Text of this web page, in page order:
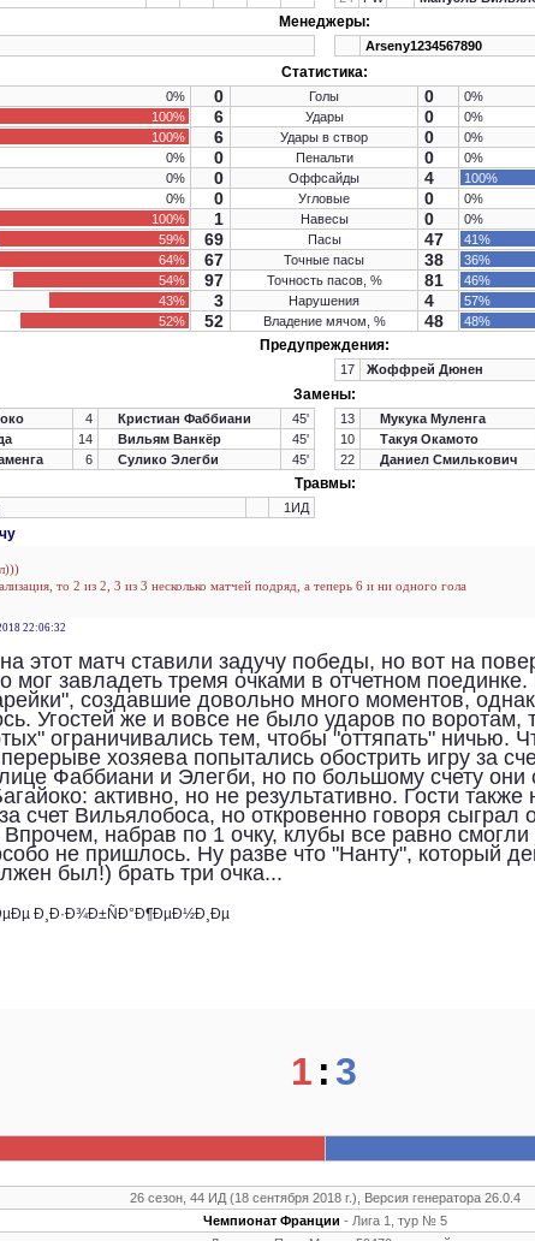
Менеджеры:
Arseny1234567890
Статистика:
0% 0 Голы 0
0%
100%
6 Удары 0
0%
100%
6 Удары в створ 0
0%
0%
0 Пенальти 0
0%
0%
0 Оффсайды 4
100%
0%
0 Угловые 0
0%
100%
1 Навесы 0
0%
59%
69 Пасы 47
41%
64%
67 Точные пасы 38
36%
54%
97 Точность пасов, % 81
46%
43%
3 Нарушения 4
57%
52%
52 Владение мячом, % 48 48%
Предупреждения:
17 Жоффрей Дюнен
Замены:
4 Кристиан Фаббиани
45'
14 Вильям Ванкёр
45'
6 Сулико Элегби 45'
13 Мукука Муленга
10
Такуя Окамото
22
Даниел Смилькович
Травмы:
1ИД
то 2 из 2, 3 из 3 несколько матчей подряд, а теперь 6 и ни одного гола
22:06:32
этот матч ставили задучу победы, но вот на
мог завладеть тремя очками в отчетном
создавшие довольно много моментов,
Угостей же и вовсе не было ударов по воротам,
ограничивались тем, чтобы "оттяпать" ничью.
хозяева попытались обострить игру за
Фаббиани и Элегби, но по большому счету они
активно, но не результативно. Гости также
счет Вильялобоса, но откровенно говоря сыграл
набрав по 1 очку, клубы все равно смогли
не пришлось. Ну разве что "Нанту", который
был!) брать три очка...
1 : 3
26 сезон, 44 ИД (18 сентября 2018 г.), Версия генератора 26.0.4
Чемпионат Франции - Лига 1, тур № 5